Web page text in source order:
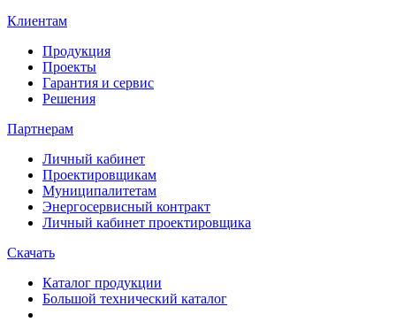
Клиентам
Продукция
Проекты
Гарантия и сервис
Решения
Партнерам
Личный кабинет
Проектировщикам
Муниципалитетам
Энергосервисный контракт
Личный кабинет проектировщика
Скачать
Каталог продукции
Большой технический каталог